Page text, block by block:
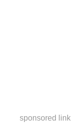
sponsored link